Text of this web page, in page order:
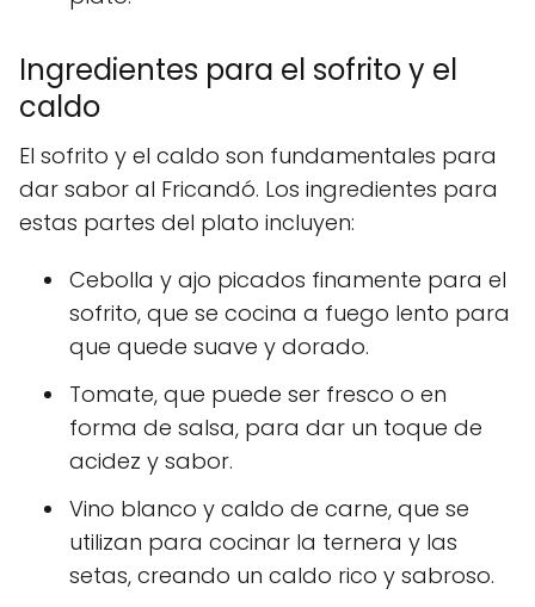
Ingredientes para el sofrito y el
caldo
El sofrito y el caldo son fundamentales para
dar sabor al Fricandó. Los ingredientes para
estas partes del plato incluyen:
Cebolla y ajo picados finamente para el
sofrito, que se cocina a fuego lento para
que quede suave y dorado.
Tomate, que puede ser fresco o en
forma de salsa, para dar un toque de
acidez y sabor.
Vino blanco y caldo de carne, que se
utilizan para cocinar la ternera y las
setas, creando un caldo rico y sabroso.